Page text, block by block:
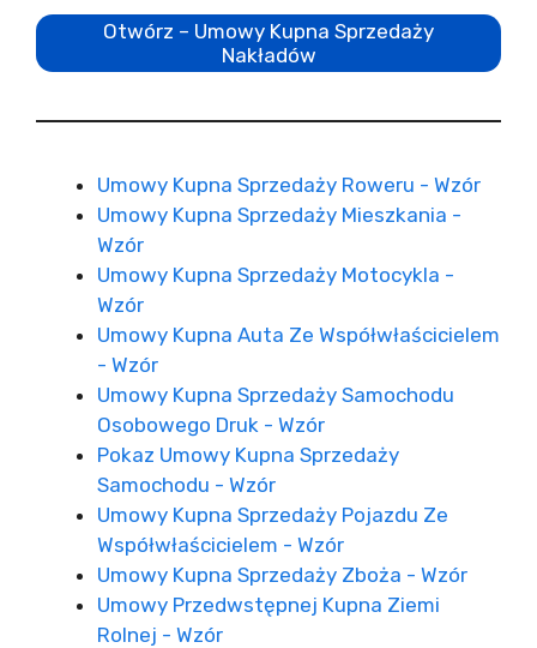
Otwórz – Umowy Kupna Sprzedaży
Nakładów
Umowy Kupna Sprzedaży Roweru - Wzór
Umowy Kupna Sprzedaży Mieszkania -
Wzór
Umowy Kupna Sprzedaży Motocykla -
Wzór
Umowy Kupna Auta Ze Współwłaścicielem
- Wzór
Umowy Kupna Sprzedaży Samochodu
Osobowego Druk - Wzór
Pokaz Umowy Kupna Sprzedaży
Samochodu - Wzór
Umowy Kupna Sprzedaży Pojazdu Ze
Współwłaścicielem - Wzór
Umowy Kupna Sprzedaży Zboża - Wzór
Umowy Przedwstępnej Kupna Ziemi
Rolnej - Wzór